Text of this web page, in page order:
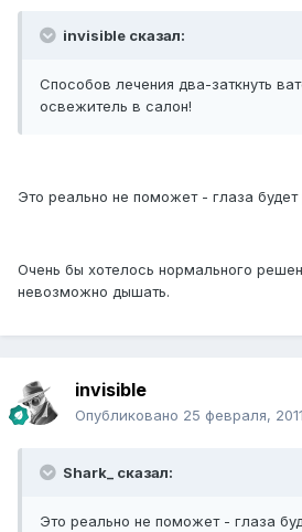
invisible сказал:
Способов лечения два-заткнуть
освежитель в салон!
Это реально не поможет - глаза будет
Очень бы хотелось нормального
невозможно дышать.
invisible
Опубликовано 25 февраля, 2011
Shark_ сказал:
Это реально не поможет - глаза